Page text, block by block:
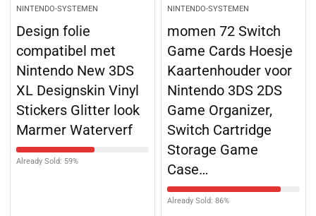
NINTENDO-SYSTEMEN
Design folie
compatibel met
Nintendo New 3DS
XL Designskin Vinyl
Stickers Glitter look
Marmer Waterverf
Already Sold: 59%
NINTENDO-SYSTEMEN
momen 72 Switch
Game Cards Hoesje
Kaartenhouder voor
Nintendo 3DS 2DS
Game Organizer,
Switch Cartridge
Storage Game
Case…
Already Sold: 86%